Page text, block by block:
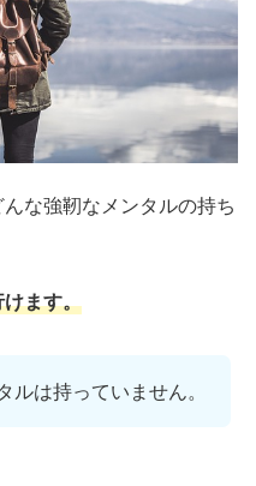
な強靭なメンタルの持ち
ます。
ルは持っていません。